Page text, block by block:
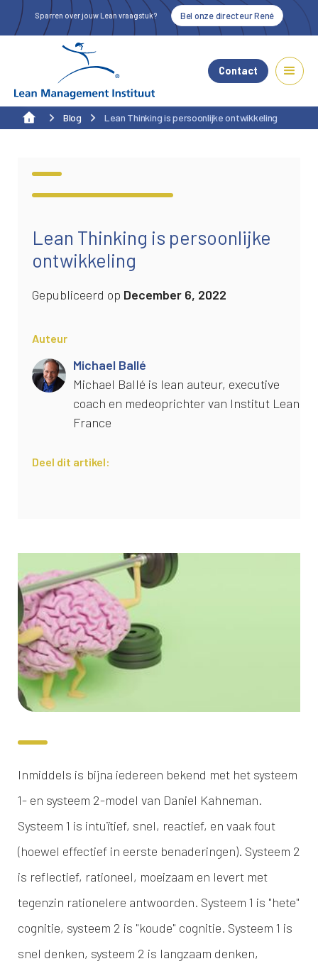
Sparren over jouw Lean vraagstuk? Bel onze directeur René
Contact
Blog Lean Thinking is persoonlijke ontwikkeling
Alle blogs
Lean Thinking is persoonlijke
ontwikkeling
Gepubliceerd op December 6, 2022
Auteur
Michael Ballé
Michael Ballé is lean auteur, executive
coach en medeoprichter van Institut Lean
France
Deel dit artikel:
Inmiddels is bijna iedereen bekend met het systeem
1- en systeem 2-model van Daniel Kahneman.
Systeem 1 is intuïtief, snel, reactief, en vaak fout
(hoewel effectief in eerste benaderingen). Systeem 2
is reflectief, rationeel, moeizaam en levert met
tegenzin rationelere antwoorden. Systeem 1 is "hete"
cognitie, systeem 2 is "koude" cognitie. Systeem 1 is
snel denken, systeem 2 is langzaam denken,